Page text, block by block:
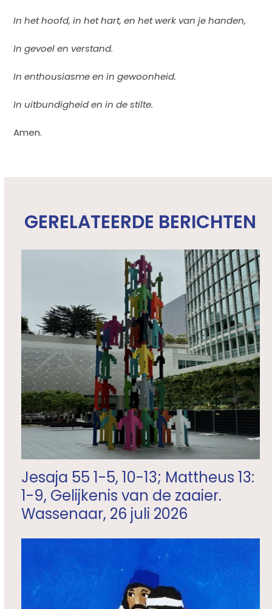
In het hoofd, in het hart, en het werk van je handen,
In gevoel en verstand.
In enthousiasme en in gewoonheid.
In uitbundigheid en in de stilte.
Amen.
GERELATEERDE BERICHTEN
Jesaja 55 1-5, 10-13; Mattheus 13:
1-9, Gelijkenis van de zaaier.
Wassenaar, 26 juli 2026